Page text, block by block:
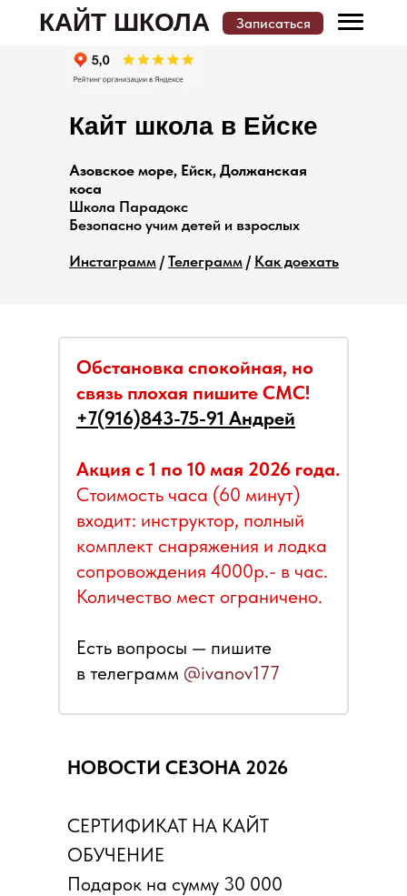
КАТАЛОГ КАЙТ ШКОЛ И МЕСТ ОБУЧЕНИЯ
КАЙТ ШКОЛА Записаться
Кайт школа в Ейске
Азовское море, Ейск, Должанская
коса
Школа Парадокс
Безопасно учим детей и взрослых
Инстаграмм /Телеграмм / Как доехать
Обстановка спокойная, но
связь плохая пишите СМС!
+7(916)843-75-91 Андрей
Акция с 1 по 10 мая 2026 года.
Стоимость часа (60 минут)
входит: инструктор, полный
комплект снаряжения и лодка
сопровождения 4000р.- в час.
Количество мест ограничено.
Есть вопросы — пишите
в телеграмм @ivanov177
НОВОСТИ СЕЗОНА 2026
СЕРТИФИКАТ НА КАЙТ
ОБУЧЕНИЕ
Подарок на сумму 30 000